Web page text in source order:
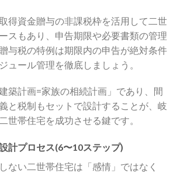
得資金贈与の非課税枠を活用して二世
スもあり、申告期限や必要書類の管理
与税の特例は期限内の申告が絶対条件
ュール管理を徹底しましょう。
築計画=家族の相続計画」であり、間
と税制もセットで設計することが、岐
世帯住宅を成功させる鍵です。
計プロセス(6〜10ステップ)
ない二世帯住宅は「感情」ではなく